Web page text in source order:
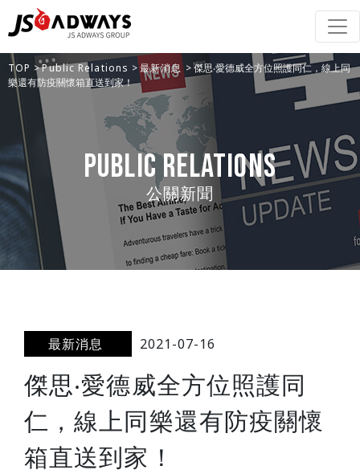
TOP >Public Relations >最新消息> 傑思‧愛德威全方位照護同仁，線上同
樂還有防疫關懷箱直送到家！
Public Relations
公關新聞
最新消息 2021-07-16
傑思‧愛德威全方位照護同
仁，線上同樂還有防疫關懷
箱直送到家！